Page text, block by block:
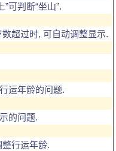
可判断“坐山”.
超过时, 可自动调整显示.
运年龄的问题.
的问题.
行运年龄.